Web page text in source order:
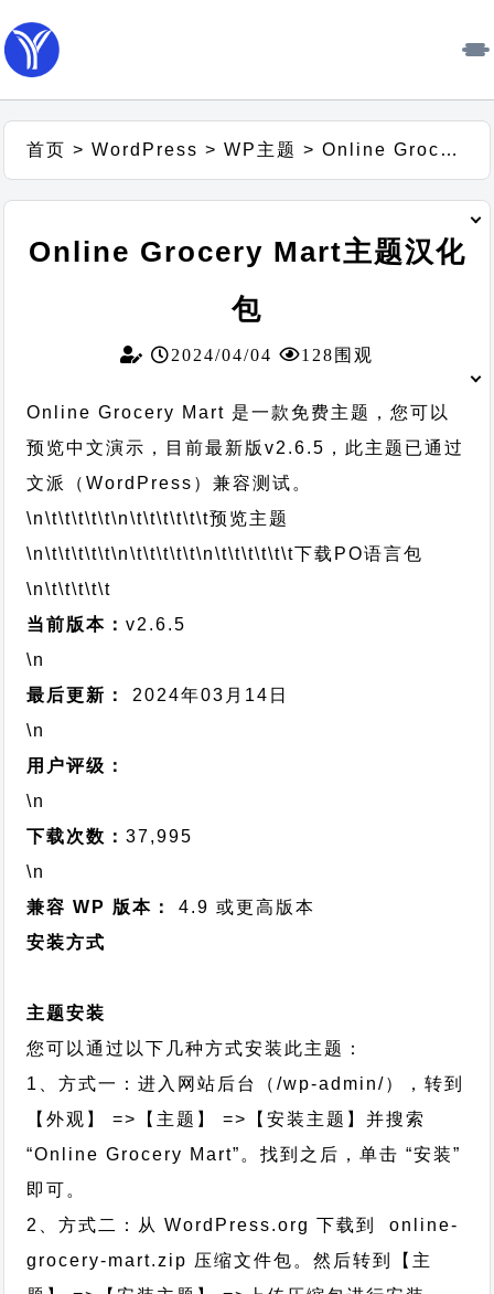
首页 >WordPress >WP主题 >Online Grocery Mart主题汉化包
Online Grocery Mart主题汉化
包
2024/04/04 128围观
Online Grocery Mart 是一款免费主题，您可以
预览中文演示，目前最新版v2.6.5，此主题已通过
文派（WordPress）兼容测试。
\n\t\t\t\t\t\n\t\t\t\t\t\t预览主题
\n\t\t\t\t\t\n\t\t\t\t\t\n\t\t\t\t\t\t下载PO语言包
\n\t\t\t\t\t
当前版本：v2.6.5
\n
最后更新：
2024年03月14日
\n
用户评级：
\n
下载次数：37,995
\n
兼容 WP 版本：
4.9 或更高版本
安装方式
主题安装
您可以通过以下几种方式安装此主题：
1、方式一：进入网站后台（/wp-admin/），转到
【外观】 =>【主题】 =>【安装主题】并搜索
“Online Grocery Mart”。找到之后，单击 “安装”
即可。
2、方式二：从 WordPress.org 下载到 online-
grocery-mart.zip 压缩文件包。然后转到【主